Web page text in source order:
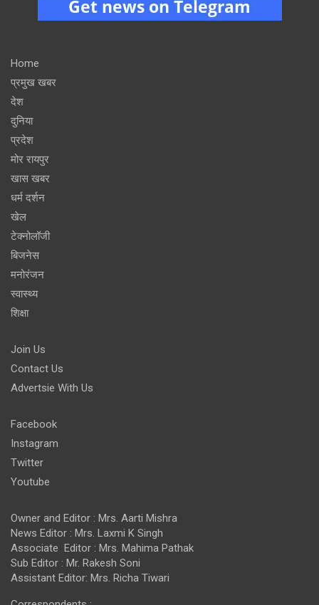
Home
प्रमुख खबर
देश
दुनिया
प्रदेश
मोर रायपुर
खास खबर
धर्म दर्शन
खेल
टेक्नोलॉजी
बिजनेस
मनोरंजन
स्वास्थ्य
शिक्षा
Join Us
Contact Us
Advertsie With Us
Facebook
Instagram
Twitter
Youtube
Owner and Editor : Mrs. Aarti Mishra
News Editor : Mrs. Laxmi K Singh
Associate Editor : Mrs. Mahima Pathak
Sub Editor : Mr. Rakesh Soni
Assistant Editor: Mrs. Richa Tiwari